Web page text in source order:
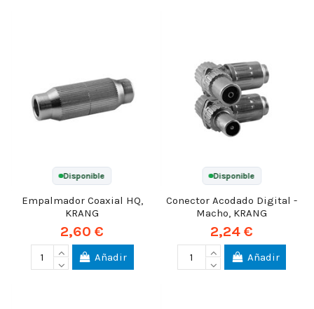
Disponible
Empalmador Coaxial HQ,
KRANG
2,60 €
Añadir
Disponible
Conector Acodado Digital -
Macho, KRANG
2,24 €
Añadir